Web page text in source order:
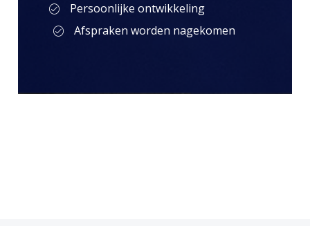
Persoonlijke ontwikkeling
Afspraken worden nagekomen